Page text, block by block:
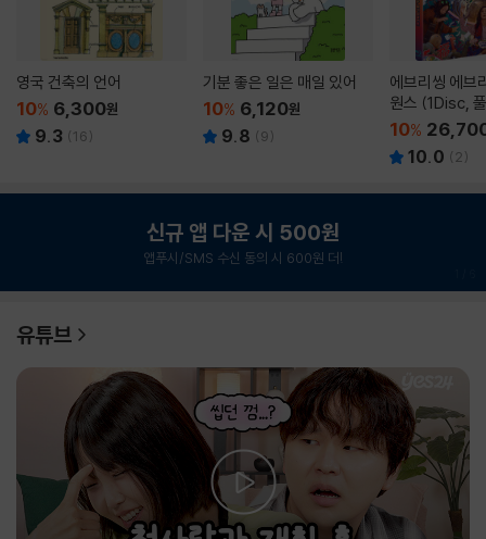
영국 건축의 언어
10% 6,300원
9.3 (16)
기분 좋은 일은 매일 있어
10% 6,120원
9.8 (9)
에브리씽 에브
원스 (1Disc,
판) : 블루레이
10%
10.0 ( 2)
신규 앱 다운 시 500원
앱푸시/SMS 수신 동의 시 600원 더!
유튜브